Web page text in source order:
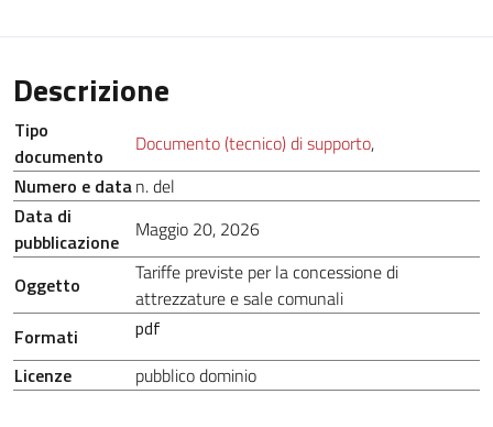
Descrizione
Tipo
documento
Documento (tecnico) di supporto,
Numero e datan. del
Data di
pubblicazione
Maggio 20, 2026
Oggetto
Tariffe previste per la concessione di
attrezzature e sale comunali
Formati
pdf
Licenze
pubblico dominio